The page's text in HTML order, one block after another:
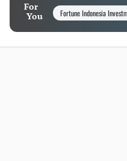
For
You
Fortune Indonesia